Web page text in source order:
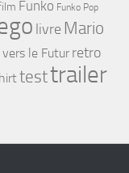
Funko Funko Pop
livre Mario
le Futur retro
testtrailer